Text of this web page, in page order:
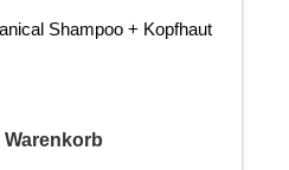
Shampoo + Kopfhaut
Warenkorb